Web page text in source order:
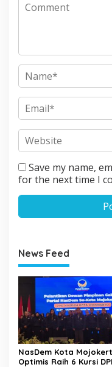
Save my name,
for the next time I
News Feed
NasDem Kota
Optimis Raih 6 Kursi